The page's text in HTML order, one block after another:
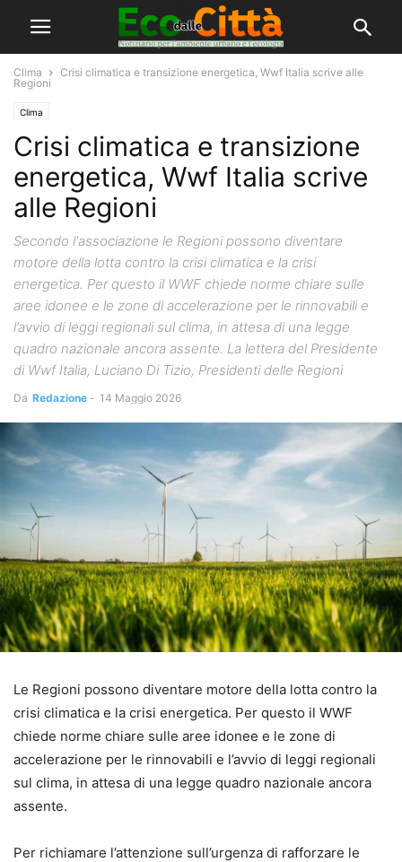
Clima
Crisi climatica e transizione energetica, Wwf Italia scrive alle
Regioni
Clima
Crisi climatica e transizione
energetica, Wwf Italia scrive
alle Regioni
Secondo l'associazione le Regioni possono diventare
motore della lotta contro la crisi climatica e la crisi
energetica. Per questo il WWF chiede norme chiare sulle
aree idonee e le zone di accelerazione per le rinnovabili e
l’avvio di leggi regionali sul clima, in attesa di una legge
quadro nazionale ancora assente. La lettera del Presidente
di Wwf Italia, Luciano Di Tizio, Presidenti delle Regioni
Da Redazione - 14 Maggio 2026
Le Regioni possono diventare motore della lotta contro la
crisi climatica e la crisi energetica. Per questo il WWF
chiede norme chiare sulle aree idonee e le zone di
accelerazione per le rinnovabili e l’avvio di leggi regionali
sul clima, in attesa di una legge quadro nazionale ancora
assente.
Per richiamare l’attenzione sull’urgenza di rafforzare le